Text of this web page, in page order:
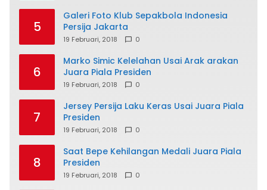
5
Galeri Foto Klub Sepakbola Indonesia
Persija Jakarta
19 Februari, 2018 0
6
Marko Simic Kelelahan Usai Arak arakan
Juara Piala Presiden
19 Februari, 2018 0
7
Jersey Persija Laku Keras Usai Juara Piala
Presiden
19 Februari, 2018 0
8
Saat Bepe Kehilangan Medali Juara Piala
Presiden
19 Februari, 2018 0